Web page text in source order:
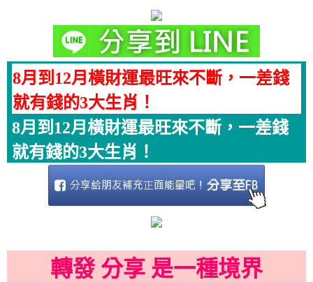
8月到12月橫財運最旺來不斷，一差錢
就有錢的3大生肖！
8月到12月橫財運最旺來不斷，一差錢
就有錢的3大生肖！
轉發 分享 是一種境界